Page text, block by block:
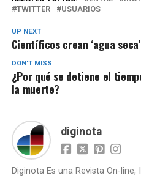
TWITTER
USUARIOS
UP NEXT
Científicos crean ‘agua seca’
DON'T MISS
¿Por qué se detiene el
la muerte?
diginota
Diginota Es una Revista On-